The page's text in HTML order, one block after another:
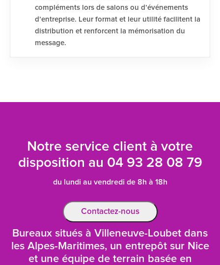
compléments lors de salons ou d’événements
d’entreprise. Leur format et leur utilité facilitent la
distribution et renforcent la mémorisation du
message.
Notre service client à votre
disposition au 04 93 28 08 79
du lundi au vendredi de 8h à 18h
Contactez-nous
Bureaux situés à Villeneuve-Loubet dans
les Alpes-Maritimes, un entrepôt sur Nice
et une équipe de terrain basée en